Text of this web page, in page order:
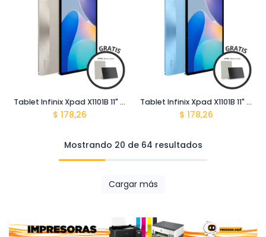
Tablet Infinix Xpad X1101B 11" 4G 8gb (4+4gb) + 128gb Titan Gold / Plastic Case Suit Infinix Moondus Grey
$ 178,26
Tablet Infinix Xpad X1101B 11" 4G 8gb (4+4gb) +128gb Frost Blue / Plastic Case Suit Infinix Moodus Grey
$ 178,26
Mostrando 20 de 64 resultados
Cargar más